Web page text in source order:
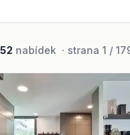
nabídek · strana 1 /